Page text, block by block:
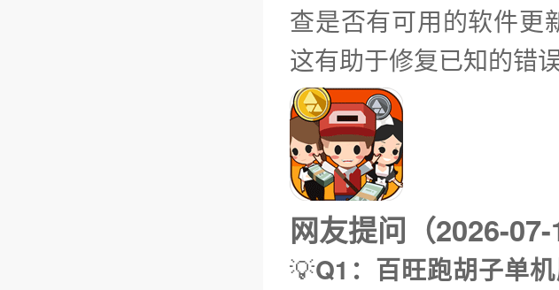
查是否有可用的软件更
这有助于修复已知的错
网友提问（2026-07-
💡Q1：百旺跑胡子单